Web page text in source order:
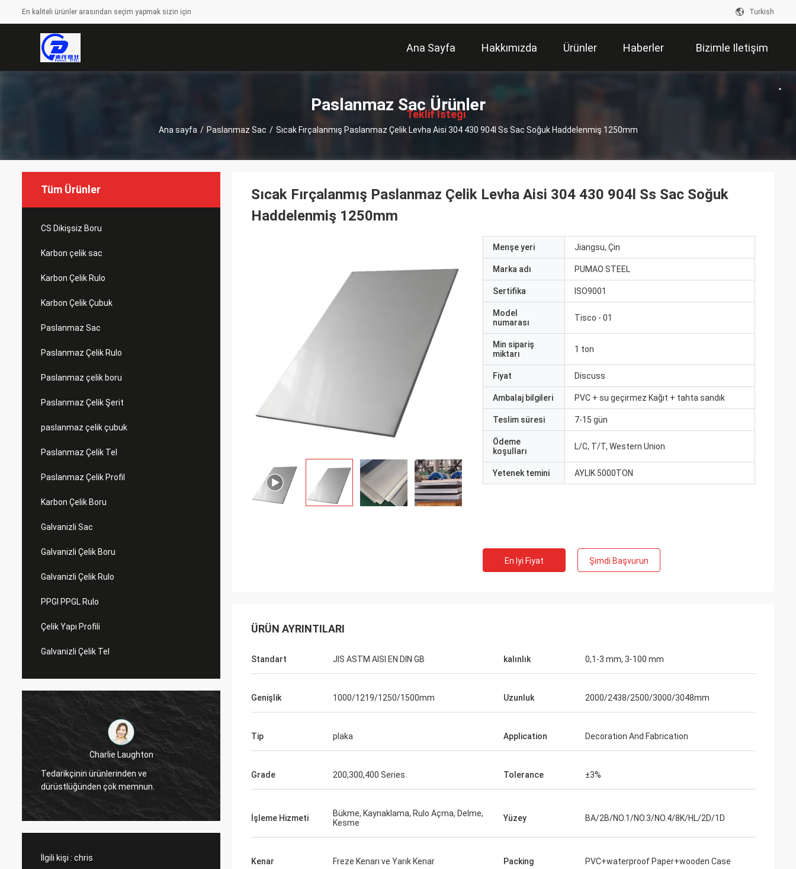
En kaliteli ürünler arasından seçim yapmak sizin için Turkish
Ana Sayfa Hakkımızda Ürünler Haberler Bizimle Iletişim
述
Teklif Isteği
Paslanmaz Sac Ürünler
Ana sayfa / Paslanmaz Sac / Sıcak Fırçalanmış Paslanmaz Çelik Levha Aisi 304 430 904l Ss Sac Soğuk Haddelenmiş 1250mm
Tüm Ürünler
CS Dikişsiz Boru
Karbon çelik sac
Karbon Çelik Rulo
Karbon Çelik Çubuk
Paslanmaz Sac
Paslanmaz Çelik Rulo
Paslanmaz çelik boru
Paslanmaz Çelik Şerit
paslanmaz çelik çubuk
Paslanmaz Çelik Tel
Paslanmaz Çelik Profil
Karbon Çelik Boru
Galvanizli Sac
Galvanizli Çelik Boru
Galvanizli Çelik Rulo
PPGI PPGL Rulo
Çelik Yapı Profili
Galvanizli Çelik Tel
Charlie Laughton
Tedarikçinin ürünlerinden ve
dürüstlüğünden çok memnun.
Hovig Allan
dönüş yapmamı sağladı. Devamlı bir
ve bu şirketle ilgilenmenizi şiddetle
tavsiye ederim.
Mark Galon
Sipariş ettiğimiz malları tatmin ettiğimizi
İlgili kişi : chris
Sıcak Fırçalanmış Paslanmaz Çelik Levha Aisi 304 430 904l Ss Sac Soğuk
Haddelenmiş 1250mm
Menşe yeri Jiangsu, Çin
Marka adı PUMAO STEEL
Sertifika ISO9001
Model
numarası
Tisco - 01
Min sipariş
miktarı
1 ton
Fiyat Discuss
Ambalaj bilgileri PVC + su geçirmez Kağıt + tahta sandık
Teslim süresi 7-15 gün
Ödeme
koşulları
L/C, T/T, Western Union
Yetenek temini AYLIK 5000TON
En Iyi Fiyat Şimdi Başvurun
ÜRÜN AYRINTILARI
Standart JIS ASTM AISI EN DIN GB kalınlık 0,1-3 mm, 3-100 mm
Genişlik 1000/1219/1250/1500mm Uzunluk 2000/2438/2500/3000/3048mm
Tip plaka Application Decoration And Fabrication
Grade 200,300,400 Series Tolerance ±3%
İşleme Hizmeti
Bükme, Kaynaklama, Rulo Açma, Delme,
Kesme
Yüzey BA/2B/NO.1/NO.3/NO.4/8K/HL/2D/1D
Kenar Freze Kenarı ve Yarık Kenar Packing PVC+waterproof Paper+wooden Case